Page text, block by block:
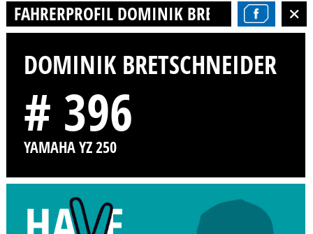
FAHRERPROFIL DOMINIK BRETSCHNEIDER
DOMINIK BRETSCHNEIDER
# 396
YAMAHA YZ 250